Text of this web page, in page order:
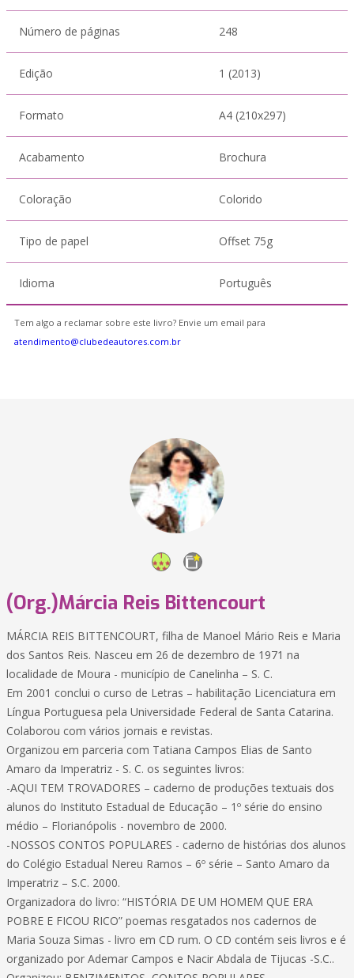
Número de páginas 248
Edição 1 (2013)
Formato A4 (210x297)
Acabamento Brochura
Coloração Colorido
Tipo de papel Offset 75g
Idioma Português
Tem algo a reclamar sobre este livro? Envie um email para
atendimento@clubedeautores.com.br
(Org.)Márcia Reis Bittencourt
MÁRCIA REIS BITTENCOURT, filha de Manoel Mário Reis e Maria
dos Santos Reis. Nasceu em 26 de dezembro de 1971 na
localidade de Moura - município de Canelinha – S. C.
Em 2001 conclui o curso de Letras – habilitação Licenciatura em
Língua Portuguesa pela Universidade Federal de Santa Catarina.
Colaborou com vários jornais e revistas.
Organizou em parceria com Tatiana Campos Elias de Santo
Amaro da Imperatriz - S. C. os seguintes livros:
-AQUI TEM TROVADORES – caderno de produções textuais dos
alunos do Instituto Estadual de Educação – 1º série do ensino
médio – Florianópolis - novembro de 2000.
-NOSSOS CONTOS POPULARES - caderno de histórias dos alunos
do Colégio Estadual Nereu Ramos – 6º série – Santo Amaro da
Imperatriz – S.C. 2000.
Organizadora do livro: “HISTÓRIA DE UM HOMEM QUE ERA
POBRE E FICOU RICO” poemas resgatados nos cadernos de
Maria Souza Simas - livro em CD rum. O CD contém seis livros e é
organizado por Ademar Campos e Nacir Abdala de Tijucas -S.C..